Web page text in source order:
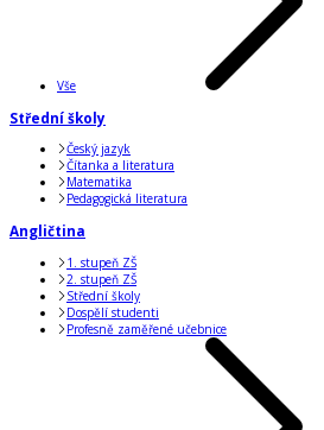
Vše
Střední školy
Český jazyk
Čítanka a literatura
Matematika
Pedagogická literatura
Angličtina
1. stupeň ZŠ
2. stupeň ZŠ
Střední školy
Dospělí studenti
Profesně zaměřené učebnice